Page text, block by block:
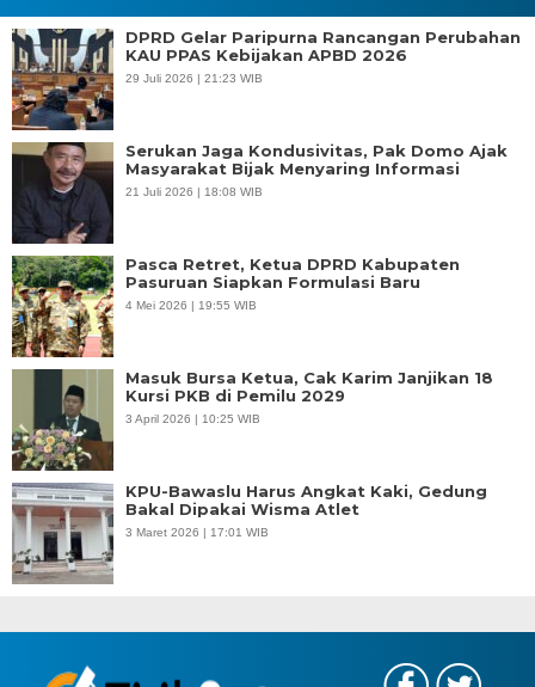
DPRD Gelar Paripurna Rancangan Perubahan
KAU PPAS Kebijakan APBD 2026
29 Juli 2026 | 21:23 WIB
Serukan Jaga Kondusivitas, Pak Domo Ajak
Masyarakat Bijak Menyaring Informasi
21 Juli 2026 | 18:08 WIB
Pasca Retret, Ketua DPRD Kabupaten
Pasuruan Siapkan Formulasi Baru
4 Mei 2026 | 19:55 WIB
Masuk Bursa Ketua, Cak Karim Janjikan 18
Kursi PKB di Pemilu 2029
3 April 2026 | 10:25 WIB
KPU-Bawaslu Harus Angkat Kaki, Gedung
Bakal Dipakai Wisma Atlet
3 Maret 2026 | 17:01 WIB